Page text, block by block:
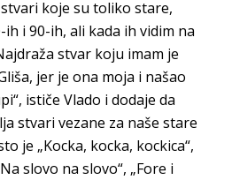
koje su toliko stare,
i 90-ih, ali kada ih vidim na
stvar koju imam je
jer je ona moja i našao
ističe Vlado i dodaje da
stvari vezane za naše stare
je „Kocka, kocka, kockica“,
slovo na slovo“, „Fore i